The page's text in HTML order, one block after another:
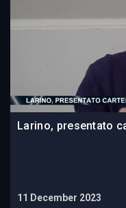
Larino, presentato
11 December 2023